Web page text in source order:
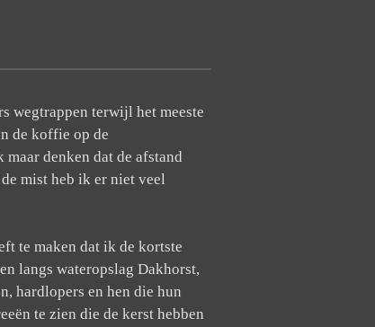
wegtrappen terwijl het meeste
de koffie op de
denken dat de afstand
mist heb ik er niet veel
te maken dat ik de kortste
langs wateropslag Dakhorst,
hardlopers en hen die hun
te zien die de kerst hebben